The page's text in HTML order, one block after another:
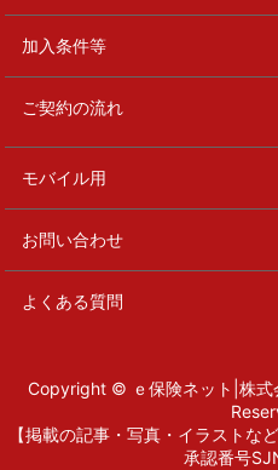
加入条件等
ご契約の流れ
モバイル用
お問い合わせ
よくある質問
Copyright © ｅ保険ネット|株
【掲載の記事・写真・イラストな
承認番号